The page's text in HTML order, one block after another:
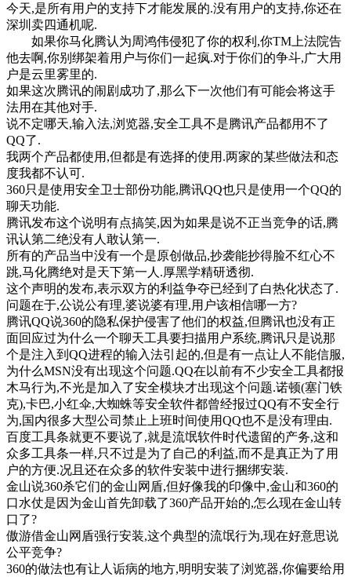
今天,是所有用户的支持下才能发展的.没有用户的支持,你还在
深圳卖四通机呢.
如果你马化腾认为周鸿伟侵犯了你的权利,你TM上法院告
他去啊,你别绑架着用户与你们一起疯.对于你们的争斗,广大用
户是云里雾里的.
如果这次腾讯的闹剧成功了,那么下一次他们有可能会将这手
法用在其他对手.
说不定哪天,输入法,浏览器,安全工具不是腾讯产品都用不了
QQ了.
我两个产品都使用,但都是有选择的使用.两家的某些做法和态
度我都不认可.
360只是使用安全卫士部份功能,腾讯QQ也只是使用一个QQ的
聊天功能.
腾讯发布这个说明有点搞笑,因为如果是说不正当竞争的话,腾
讯认第二绝没有人敢认第一.
所有的产品当中没有一个是原创做品,抄袭能抄得脸不红心不
跳,马化腾绝对是天下第一人.厚黑学精研透彻.
这个声明的发布,表示双方的利益争夺已经到了白热化状态了.
问题在于,公说公有理,婆说婆有理,用户该相信哪一方?
腾讯QQ说360的隐私保护侵害了他们的权益,但腾讯也没有正
面回应过为什么一个聊天工具要扫描用户系统,腾讯只是说那
个是注入到QQ进程的输入法引起的,但是有一点让人不能信服,
为什么MSN没有出现这个问题.QQ在以前有不少安全工具都报
木马行为,不光是加入了安全模块才出现这个问题.诺顿(塞门铁
克),卡巴,小红伞,大蜘蛛等安全软件都曾经报过QQ有不安全行
为,国内很多大型公司禁止上班时间使用QQ也不是没有理由.
百度工具条就更不要说了,就是流氓软件时代遗留的产务,这和
众多工具条一样,只不过是为了自己的利益,而不是真正为了用
户的方便.况且还在众多的软件安装中进行捆绑安装.
金山说360杀它们的金山网盾,但好像我的印像中,金山和360的
口水仗是因为金山首先卸载了360产品开始的,怎么现在金山转
口了?
傲游借金山网盾强行安装,这个典型的流氓行为,现在好意思说
公平竞争?
360的做法也有让人诟病的地方,明明安装了浏览器,你偏要给用